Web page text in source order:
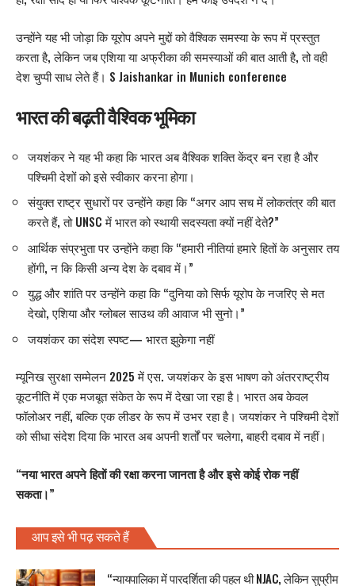
उन्होंने यह भी जोड़ा कि यूरोप अपने मुद्दों को वैश्विक समस्या के रूप में प्रस्तुत
करता है, लेकिन जब एशिया या अफ्रीका की समस्याओं की बात आती है, तो वही
देश चुप्पी साध लेते हैं। S Jaishankar in Munich conference
भारत की बढ़ती वैश्विक भूमिका
जयशंकरने यह भी कहा कि भारत अब वैश्विक शक्ति केंद्र बन रहा है और
पश्चिमी देशों को इसे स्वीकार करना होगा।
संयुक्त राष्ट्र सुधारों पर उन्होंने कहा कि “अगर आप सच में लोकतंत्र की बात
करते हैं, तो UNSC में भारत को स्थायी सदस्यता क्यों नहीं देते?”
आर्थिक संप्रभुता पर उन्होंने कहा कि “हमारी नीतियां हमारे हितों के अनुसार तय
होंगी, न कि किसी अन्य देश के दबाव में।”
युद्ध और शांति पर उन्होंने कहा कि “दुनिया को सिर्फ यूरोप के नजरिए से मत
देखो, एशिया और ग्लोबल साउथ की आवाज भी सुनो।”
जयशंकर का संदेश स्पष्ट— भारत झुकेगा नहीं
म्यूनिख सुरक्षा सम्मेलन 2025 में एस. जयशंकर के इस भाषण को अंतरराष्ट्रीय
कूटनीति में एक मजबूत संकेत के रूप में देखा जा रहा है। भारत अब केवल
फॉलोअर नहीं, बल्कि एक लीडर के रूप में उभर रहा है। जयशंकर ने पश्चिमी देशों
को सीधा संदेश दिया कि भारत अब अपनी शर्तों पर चलेगा, बाहरी दबाव में नहीं।
“नया भारत अपने हितों की रक्षा करना जानता है और इसे कोई रोक नहीं
सकता।”
आप इसे भी पढ़ सकते हैं
“न्यायपालिका में पारदर्शिता की पहल थी NJAC, लेकिन सुप्रीम